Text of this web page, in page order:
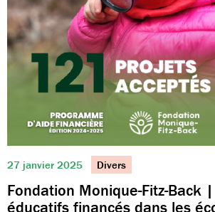
27 janvier 2025 Divers
Fondation Monique-Fitz-Back
éducatifs financés dans les